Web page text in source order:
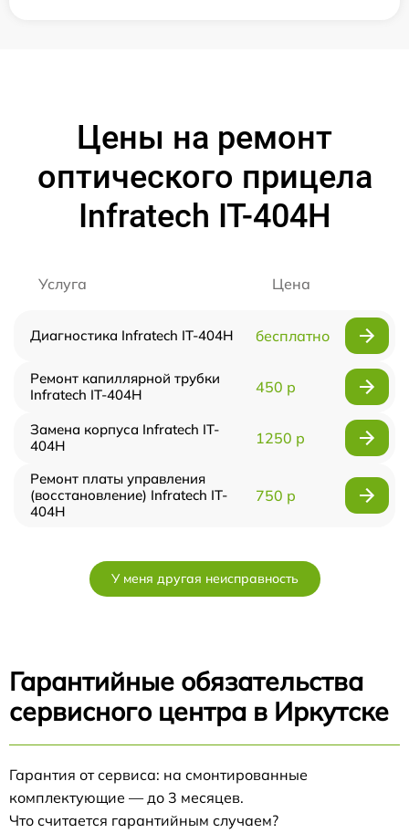
Цены на ремонт
оптического прицела
Infratech IT-404H
Услуга Цена
Диагностика Infratech IT-404H бесплатно
Ремонт капиллярной трубки
Infratech IT-404H
450 р
Замена корпуса Infratech IT-
404H
1250 р
Ремонт платы управления
(восстановление) Infratech IT-
404H
750 р
У меня другая неисправность
Гарантийные обязательства
сервисного центра в Иркутске
Гарантия от сервиса: на смонтированные
комплектующие — до 3 месяцев.
Что считается гарантийным случаем?